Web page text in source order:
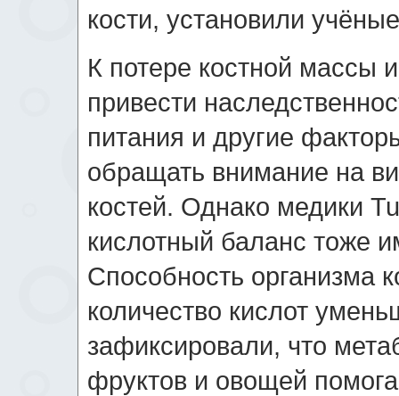
кости, установили
К потере костной массы
привести
питания и другие
обращать внимание на
костей. Однако медики
кислотный баланс тоже
Способность организма
количество кислот
зафиксировали, что
фруктов и овощей